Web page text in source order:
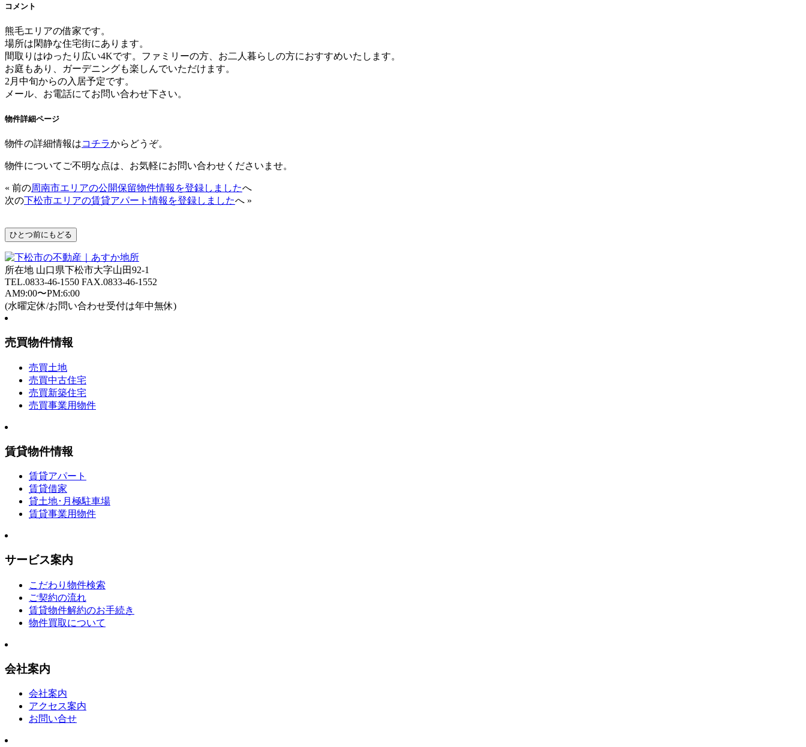
コメント
熊毛エリアの借家です。
場所は閑静な住宅街にあります。
間取りはゆったり広い4Kです。ファミリーの方、お二人暮らしの方におすすめいたします。
お庭もあり、ガーデニングも楽しんでいただけます。
2月中旬からの入居予定です。
メール、お電話にてお問い合わせ下さい。
物件詳細ページ
物件の詳細情報はコチラからどうぞ。
物件についてご不明な点は、お気軽にお問い合わせくださいませ。
« 前の周南市エリアの公開保留物件情報を登録しましたへ
次の 下松市エリアの賃貸アパート情報を登録しましたへ »
所在地 山口県下松市大字山田92-1
TEL.0833-46-1550 FAX.0833-46-1552
AM9:00〜PM:6:00
(水曜定休/お問い合わせ受付は年中無休)
売買物件情報
売買土地
売買中古住宅
売買新築住宅
売買事業用物件
賃貸物件情報
賃貸アパート
賃貸借家
貸土地･月極駐車場
賃貸事業用物件
サービス案内
こだわり物件検索
ご契約の流れ
賃貸物件解約のお手続き
物件買取について
会社案内
会社案内
アクセス案内
お問い合せ